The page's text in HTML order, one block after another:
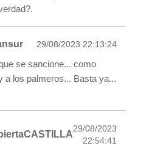
29/08/2023 22:13:24
se sancione... como
a los palmeros... Basta ya...
29/08/2023
22:54:41